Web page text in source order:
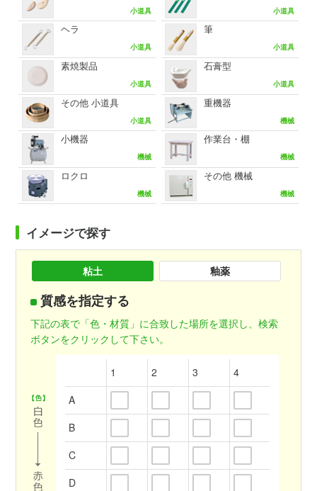
小道具 小道具
ヘラ
小道具
筆
小道具
素焼製品
小道具
石膏型
小道具
その他 小道具
小道具
重機器
機械
小機器
機械
作業台・棚
機械
ロクロ
機械
その他 機械
機械
イメージで探す
粘土 釉薬
質感を指定する
下記の表で「色・材質」に合致した場所を選択し、検索
ボタンをクリックして下さい。
1 2 3
4
A
B
C
D